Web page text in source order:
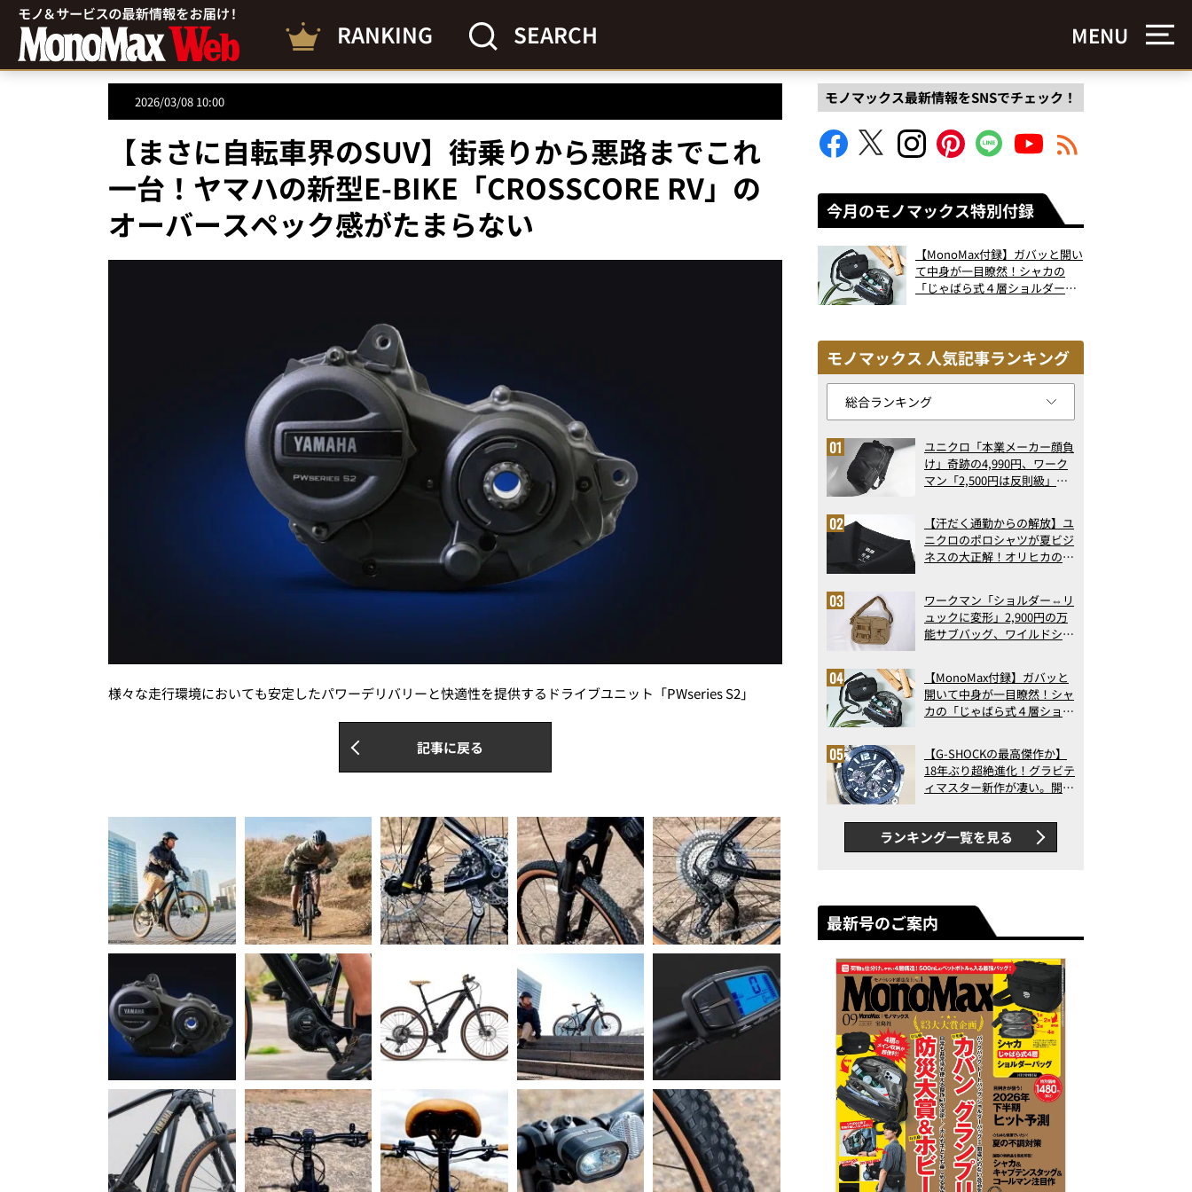
RANKING SEARCH MENU
2026/03/08 10:00
【まさに自転車界のSUV】街乗りから悪路までこれ
一台！ヤマハの新型E-BIKE「CROSSCORE RV」の
オーバースペック感がたまらない
様々な走行環境においても安定したパワーデリバリーと快適性を提供するドライブユニット「PWseries S2」
記事に戻る
モノマックス最新情報をSNSでチェック！
今月のモノマックス特別付録
【MonoMax付録】ガバッと開い
て中身が一目瞭然！シャカの
「じゃばら式４層ショルダーバ
モノマックス 人気記事ランキング
ユニクロ「本業メーカー顔負
け」奇跡の4,990円、ワーク
マン「2,500円は反則級」凄
ト3】（2026年6月版）
【汗だく通勤からの解放】ユ
ニクロのポロシャツが夏ビジ
ネスの大正解！オリヒカの透
アの実力
ワークマン「ショルダー⇔リ
ュックに変形」2,900円の万
能サブバッグ、ワイルドシン
記事ランキングベスト3】
（2026年6月版）
【MonoMax付録】ガバッと
開いて中身が一目瞭然！シャ
カの「じゃばら式４層ショル
った！
【G-SHOCKの最高傑作か】
18年ぶり超絶進化！グラビテ
ィマスター新作が凄い。開発
新ムーブメントの衝撃
ランキング一覧を見る
最新号のご案内